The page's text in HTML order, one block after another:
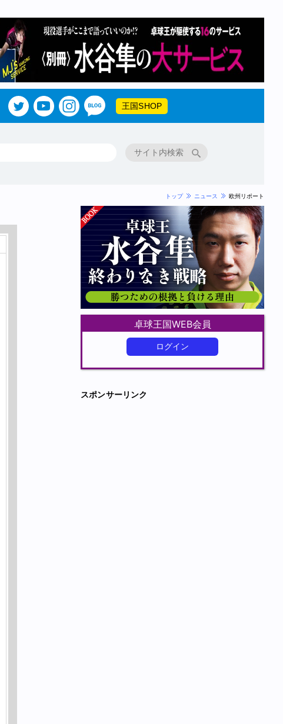
王国SHOP
トップ ニュース 欧州リポート
卓球王国WEB会員
ログイン
スポンサーリンク